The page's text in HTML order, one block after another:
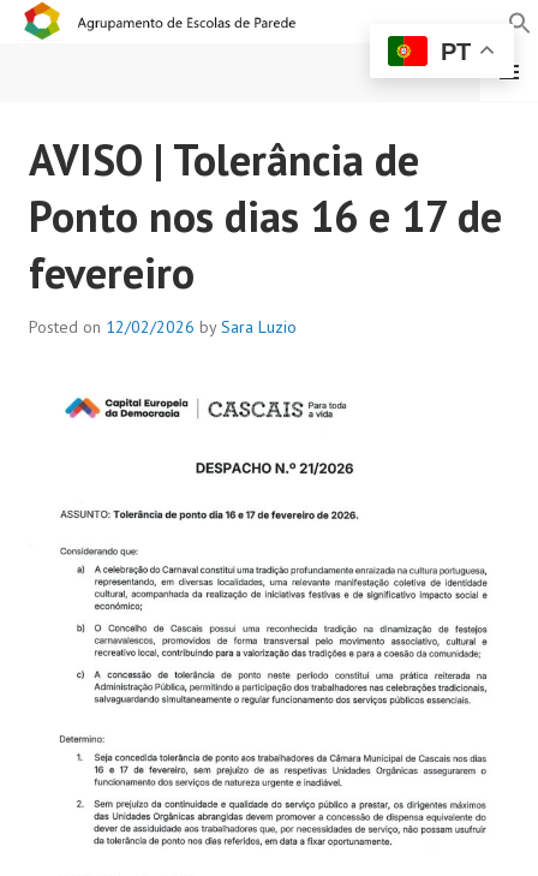
AGRUPAMENTO DE
ESCOLAS DE PAREDE
MENU
AVISO | Tolerância de
Ponto nos dias 16 e 17 de
fevereiro
Posted on 12/02/2026 bySara Luzio
PT